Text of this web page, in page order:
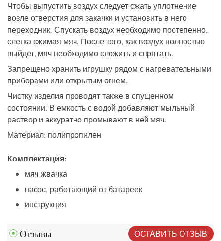
Чтобы выпустить воздух следует сжать уплотнение
возле отверстия для закачки и установить в него
переходник. Спускать воздух необходимо постепенно,
слегка сжимая мяч. После того, как воздух полностью
выйдет, мяч необходимо сложить и спрятать.
Запрещено хранить игрушку рядом с нагревательными
приборами или открытым огнем.
Чистку изделия проводят также в спущенном
состоянии. В емкость с водой добавляют мыльный
раствор и аккуратно промывают в ней мяч.
Материал: полипропилен
Комплектация:
мяч-жвачка
насос, работающий от батареек
инструкция
Отзывы ОСТАВИТЬ ОТЗЫВ